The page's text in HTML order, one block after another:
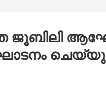
ജൂബിലി